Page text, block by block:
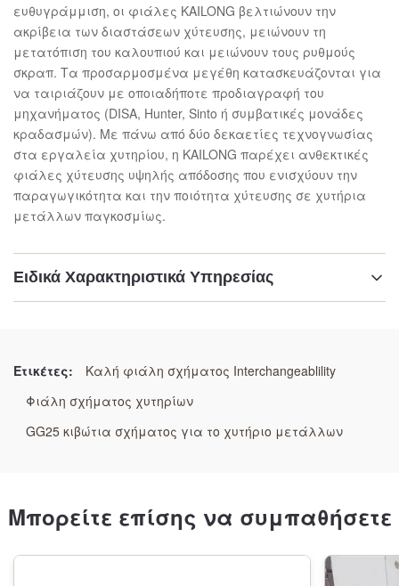
ευθυγράμμιση, οι φιάλες KAILONG βελτιώνουν την
ακρίβεια των διαστάσεων χύτευσης, μειώνουν τη
μετατόπιση του καλουπιού και μειώνουν τους ρυθμούς
σκραπ. Τα προσαρμοσμένα μεγέθη κατασκευάζονται για
να ταιριάζουν με οποιαδήποτε προδιαγραφή του
μηχανήματος (DISA, Hunter, Sinto ή συμβατικές μονάδες
κραδασμών). Με πάνω από δύο δεκαετίες τεχνογνωσίας
στα εργαλεία χυτηρίου, η KAILONG παρέχει ανθεκτικές
φιάλες χύτευσης υψηλής απόδοσης που ενισχύουν την
παραγωγικότητα και την ποιότητα χύτευσης σε χυτήρια
μετάλλων παγκοσμίως.
Ειδικά Χαρακτηριστικά Υπηρεσίας
Τυποποιημένα με μηχανήματα ,
Ετικέτες:
Καλή φιάλη σχήματος Interchangeablility
Φιάλη σχήματος χυτηρίων
GG25 κιβώτια σχήματος για το χυτήριο μετάλλων
Μπορείτε επίσης να συμπαθήσετε